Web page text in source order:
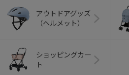
アウトドアグッズ
（ヘルメット）
ショッピングカー
ト